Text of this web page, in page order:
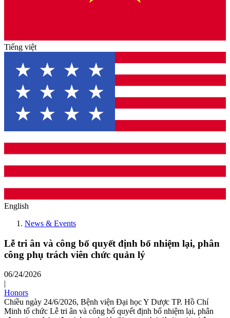
Tiếng việt
English
News & Events
Lễ tri ân và công bố quyết định bổ nhiệm lại, phân
công phụ trách viên chức quản lý
06/24/2026
|
Honors
Chiều ngày 24/6/2026, Bệnh viện Đại học Y Dược TP. Hồ Chí
Minh tổ chức Lễ tri ân và công bố quyết định bổ nhiệm lại, phân